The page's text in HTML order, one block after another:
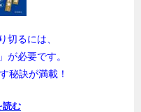
切るには、
が必要です。
秘訣が満載！
読む